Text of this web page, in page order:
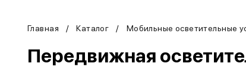
Главная Каталог Мобильные осветительные
Передвижная